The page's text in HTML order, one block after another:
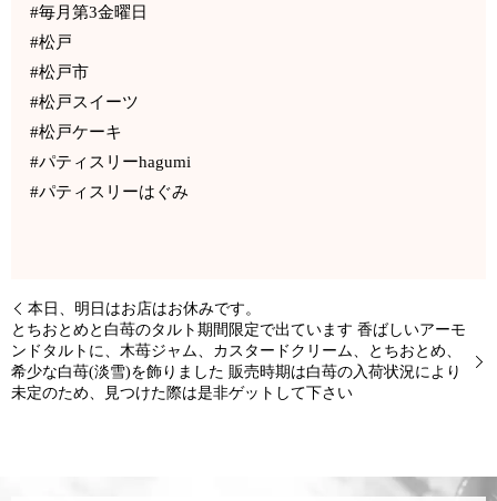
#毎月第3金曜日
#松戸
#松戸市
#松戸スイーツ
#松戸ケーキ
#パティスリーhagumi
#パティスリーはぐみ
本日、明日はお店はお休みです。
とちおとめと白苺のタルト期間限定で出ています 香ばしいアーモ
ンドタルトに、木苺ジャム、カスタードクリーム、とちおとめ、
希少な白苺(淡雪)を飾りました 販売時期は白苺の入荷状況により
未定のため、見つけた際は是非ゲットして下さい